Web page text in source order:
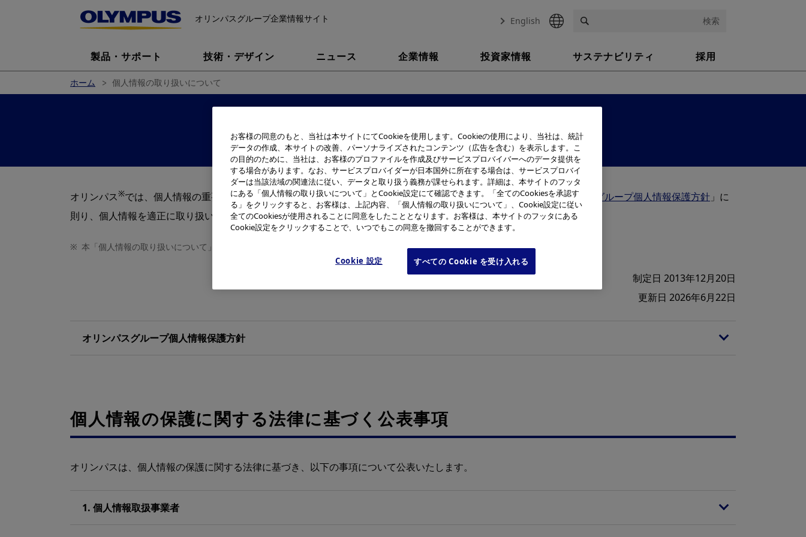
オリンパスグループ企業情報サイト English 検索
製品・サポート 技術・デザイン ニュース 企業情報 投資家情報 サステナビリティ 採用
ホーム 個人情報の取り扱いについて
個人情報の取り扱いについて
オリンパス※では、個人情報の重要性を深く認識し、その保護の徹底を図ることは社会的責務と考え、以下の「オリンパスグループ個人情報保護方針 」に
則り、個人情報を適正に取り扱います。
※ 本「個人情報の取り扱いについて」における「オリンパス」は、オリンパスグループの個人情報取扱事業者を指します。
制定日 2013年12月20日
更新日 2026年6月22日
オリンパスグループ個人情報保護方針
個人情報の保護に関する法律に基づく公表事項
オリンパスは、個人情報の保護に関する法律に基づき、以下の事項について公表いたします。
1. 個人情報取扱事業者
お客様の同意のもと、当社は本サイトにてCookieを使用します。Cookieの使用により、当社は、統計
データの作成、本サイトの改善、パーソナライズされたコンテンツ（広告を含む）を表示します。こ
の目的のために、当社は、お客様のプロファイルを作成及びサービスプロバイバーへのデータ提供を
する場合があります。なお、サービスプロバイダーが日本国外に所在する場合は、サービスプロバイ
ダーは当該法域の関連法に従い、データと取り扱う義務が課せられます。詳細は、本サイトのフッタ
にある「個人情報の取り扱いについて」とCookie設定にて確認できます。「全てのCookiesを承認す
る」をクリックすると、お客様は、上記内容、「個人情報の取り扱いについて」、Cookie設定に従い
全てのCookiesが使用されることに同意をしたこととなります。お客様は、本サイトのフッタにある
Cookie設定をクリックすることで、いつでもこの同意を撤回することができます。
Cookie 設定 すべての Cookie を受け入れる